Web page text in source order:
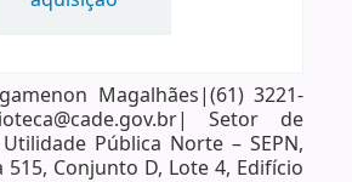
Magalhães|(61) 3221-
Setor de
Pública Norte – SEPN,
Conjunto D, Lote 4, Edifício